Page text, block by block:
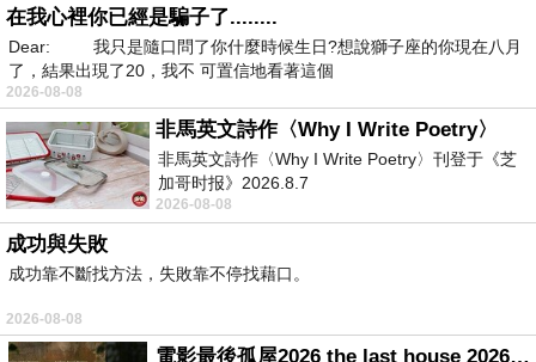
放棄嗎 ? 再想想先 . . . . .
為了能直接安裝 , 老頭子偶又上掏寶網買了 ~ ( 改装 雅马
哈FZR250小板骨前转向灯 ) 含運費一個頂多40元新台幣
左右 , 反正號稱雅馬哈 , 賭一把看看是否能直上 ?
-
在我心裡你已經是騙子了........
Dear: 我只是隨口問了你什麼時候生日?想說獅子座的你現在八月
了，結果出現了20，我不 可置信地看著這個
2026-08-08
非馬英文詩作〈Why I Write Poetry〉
非馬英文詩作〈Why I Write Poetry〉刊登于《芝
加哥时报》2026.8.7
2026-08-08
成功與失敗
成功靠不斷找方法，失敗靠不停找藉口。
2026-08-08
電影最後孤屋2026 the last house 2026 movie